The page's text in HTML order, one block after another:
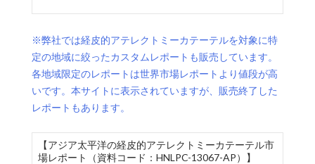
※弊社では経皮的アテレクトミーカテーテルを対象に特
定の地域に絞ったカスタムレポートも販売しています。
各地域限定のレポートは世界市場レポートより値段が高
いです。本サイトに表示されていますが、販売終了した
レポートもあります。
【アジア太平洋の経皮的アテレクトミーカテーテル市
場レポート（資料コード：HNLPC-13067-AP）】